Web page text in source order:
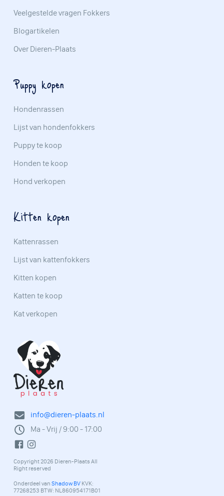
info@dieren-plaats.nl
Ma - Vrij / 9:00 - 17:00
Copyright 2026 Dieren-Plaats All
Right reserved
Onderdeel van Shadow BV KVK:
77268253 BTW: NL860954171B01
Veelgestelde vragen Fokkers
Blogartikelen
Over Dieren-Plaats
Puppy kopen
Hondenrassen
Lijst van hondenfokkers
Puppy te koop
Honden te koop
Hond verkopen
Kitten kopen
Kattenrassen
Lijst van kattenfokkers
Kitten kopen
Katten te koop
Kat verkopen